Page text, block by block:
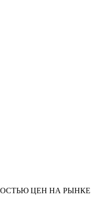
ЦЕН НА